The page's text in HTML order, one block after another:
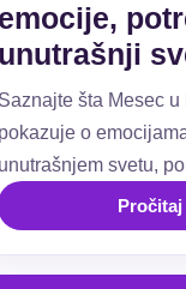
emocije,
unutrašnji
Saznajte šta Mesec u
pokazuje o
unutrašnjem svetu,
navikama iPročitaj